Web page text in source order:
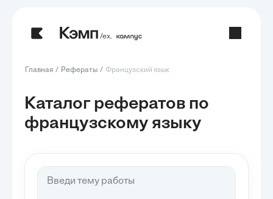
/ех.
Главная Рефераты Французский язык
Каталог рефератов по
французскому языку